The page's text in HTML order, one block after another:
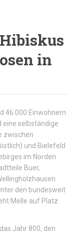
in
46.000 Einwohnern
eine selbständige
zwischen
und Bielefeld
im Norden
Buer,
den bundesweit
Melle auf Platz
Jahr 800, den